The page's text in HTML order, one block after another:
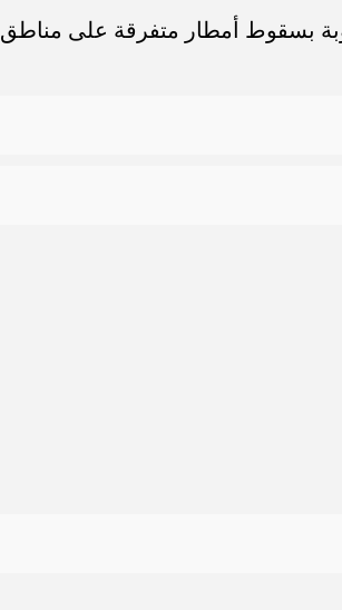
بسقوط أمطار متفرقة على مناطق